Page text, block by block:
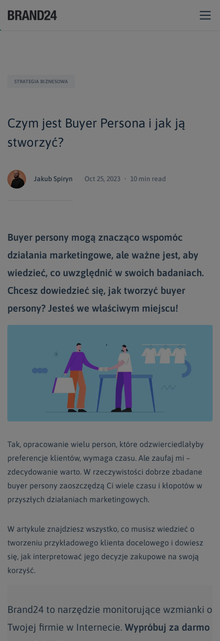
STRATEGIA BIZNESOWA
Czym jest Buyer Persona i jak ją
stworzyć?
Jakub Spiryn Oct 25, 2023 ・ 10 min read
Buyer persony mogą znacząco wspomóc
działania marketingowe, ale ważne jest, aby
wiedzieć, co uwzględnić w swoich badaniach.
Chcesz dowiedzieć się, jak tworzyć buyer
persony? Jesteś we właściwym miejscu!
Tak, opracowanie wielu person, które odzwierciedlałyby
preferencje klientów, wymaga czasu. Ale zaufaj mi –
zdecydowanie warto. W rzeczywistości dobrze zbadane
buyer persony zaoszczędzą Ci wiele czasu i kłopotów w
przyszłych działaniach marketingowych.
W artykule znajdziesz wszystko, co musisz wiedzieć o
tworzeniu przykładowego klienta docelowego i dowiesz
się, jak interpretować jego decyzje zakupowe na swoją
korzyść.
Brand24 to narzędzie monitorujące wzmianki o
Twojej firmie w Internecie. Wypróbuj za darmo